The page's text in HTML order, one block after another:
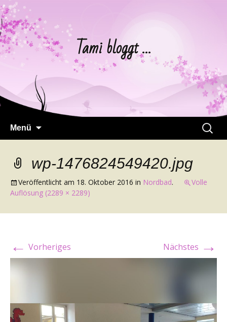
Tami bloggt …
Menü
Suchen
nach:
wp-1476824549420.jpg
Veröffentlicht am 18. Oktober 2016 in Nordbad.
Volle
Auflösung (2289 × 2289)
← Vorheriges Nächstes →